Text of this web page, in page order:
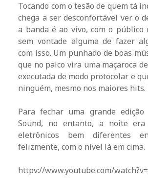
Tocando com o tesão de quem tá
chega a ser desconfortável ver o
a banda é ao vivo, com o público
sem vontade alguma de fazer
com isso. Um punhado de boas
que no palco vira uma maçaroca
executada de modo protocolar e
ninguém, mesmo nos maiores hits.
Para fechar uma grande edição
Sound, no entanto, a noite
eletrônicos bem diferentes
felizmente, com o nível lá em cima.
httpv://www.youtube.com/